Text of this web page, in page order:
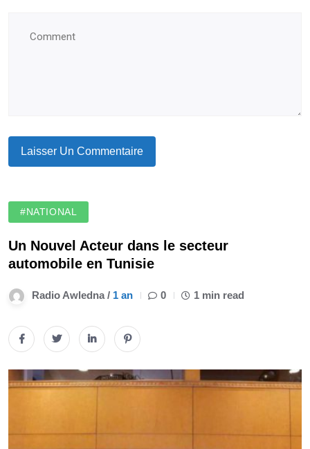
#NATIONAL
Un Nouvel Acteur dans le secteur
automobile en Tunisie
Radio Awledna / 1 an 0 1 min read